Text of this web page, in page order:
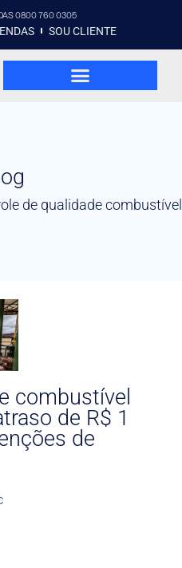
0800 760 0305
SOU CLIENTE
de qualidade combustível
combustível
de R$ 1
de